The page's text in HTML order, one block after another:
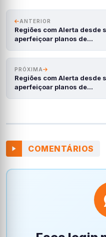
ANTERIOR
Regiões com Alerta desde
aperfeiçoar planos de…
PRÓXIMA
Regiões com Alerta desde
aperfeiçoar planos de…
COMENTÁRIOS